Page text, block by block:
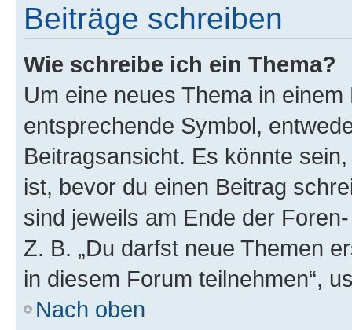
Beiträge schreiben
Wie schreibe ich ein Thema?
Um eine neues Thema in
entsprechende Symbol,
Beitragsansicht. Es könnte
ist, bevor du einen Beitrag
sind jeweils am Ende der
Z. B. „Du darfst neue Themen
in diesem Forum teilnehmen“,
Nach oben